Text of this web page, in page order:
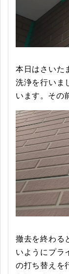
本日はさいた
洗浄を行いま
います。その
撤去を終わる
いようにプラ
の打ち替えを